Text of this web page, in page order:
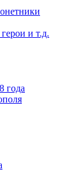
и т.д.
года